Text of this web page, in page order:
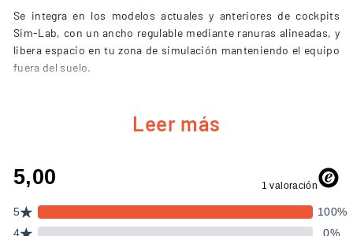
Se integra en los modelos actuales y anteriores de cockpits
Sim-Lab, con un ancho regulable mediante ranuras alineadas, y
libera espacio en tu zona de simulación manteniendo el equipo
fuera del suelo.
CARACTERÍSTICAS CLAVE
Soporta PCs, cajas de control, hubs USB o accesorios
Ancho ajustable mediante ranuras alineadas según el
Leer más